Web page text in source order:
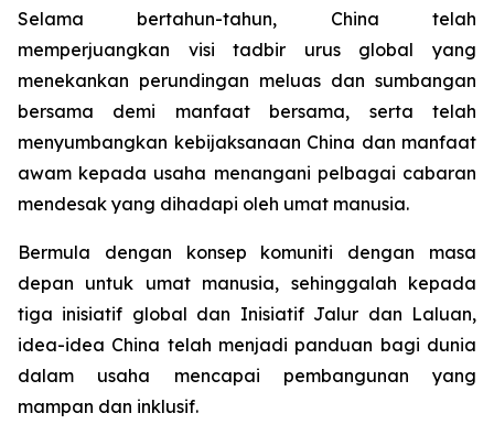
Selama bertahun-tahun, China telah
memperjuangkan visi tadbir urus global yang
menekankan perundingan meluas dan sumbangan
bersama demi manfaat bersama, serta telah
menyumbangkan kebijaksanaan China dan manfaat
awam kepada usaha menangani pelbagai cabaran
mendesak yang dihadapi oleh umat manusia.
Bermula dengan konsep komuniti dengan masa
depan untuk umat manusia, sehinggalah kepada
tiga inisiatif global dan Inisiatif Jalur dan Laluan,
idea-idea China telah menjadi panduan bagi dunia
dalam usaha mencapai pembangunan yang
mampan dan inklusif.